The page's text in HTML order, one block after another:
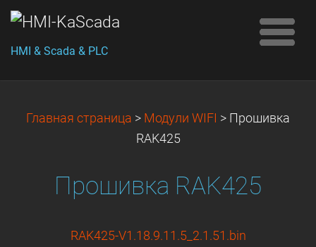
HMI & Scada & PLC
Главная страница > Модули WIFI > Прошивка
RAK425
Прошивка RAK425
RAK425-V1.18.9.11.5_2.1.51.bin